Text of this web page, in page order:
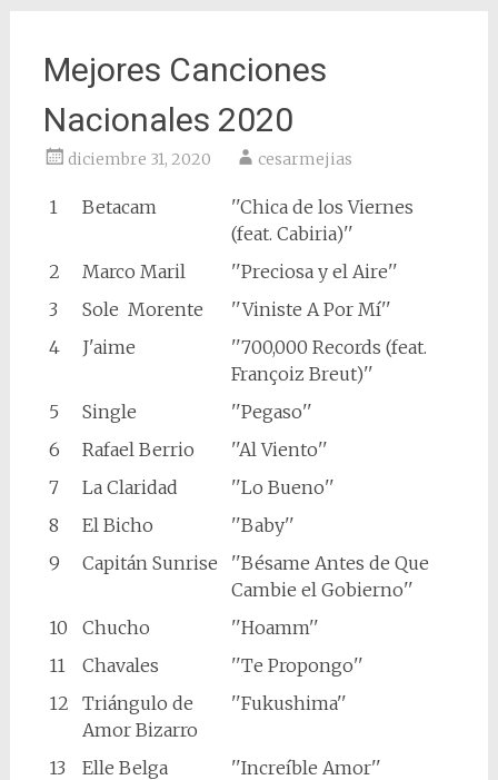
Mejores Canciones
Nacionales 2020
diciembre 31, 2020 cesarmejias
1 Betacam
''Chica de los Viernes
(feat. Cabiria)''
2
Marco Maril
''Preciosa y el Aire''
3
Sole Morente
''Viniste A Por Mí''
4
J'aime
''700,000 Records (feat.
Françoiz Breut)''
5
Single
''Pegaso''
6
Rafael Berrio
''Al Viento''
7
La Claridad
''Lo Bueno''
8
El Bicho
''Baby''
9
Capitán Sunrise
''Bésame Antes de Que
Cambie el Gobierno''
10
Chucho
''Hoamm''
11
Chavales
''Te Propongo''
12
Triángulo de
Amor Bizarro
''Fukushima''
13 Elle Belga
''Increíble Amor''